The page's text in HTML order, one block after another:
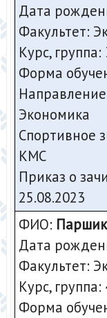
Дата
Факультет:
Курс, группа:
Форма
Экономика
Спортивное
КМС
Приказ о
25.08.2023
ФИО:
Дата
Факультет:
Курс, группа:
Форма